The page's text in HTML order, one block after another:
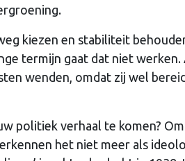
kiezen en stabiliteit
termijn gaat dat niet
wenden, omdat zij wel
politiek verhaal te komen?
het niet meer als